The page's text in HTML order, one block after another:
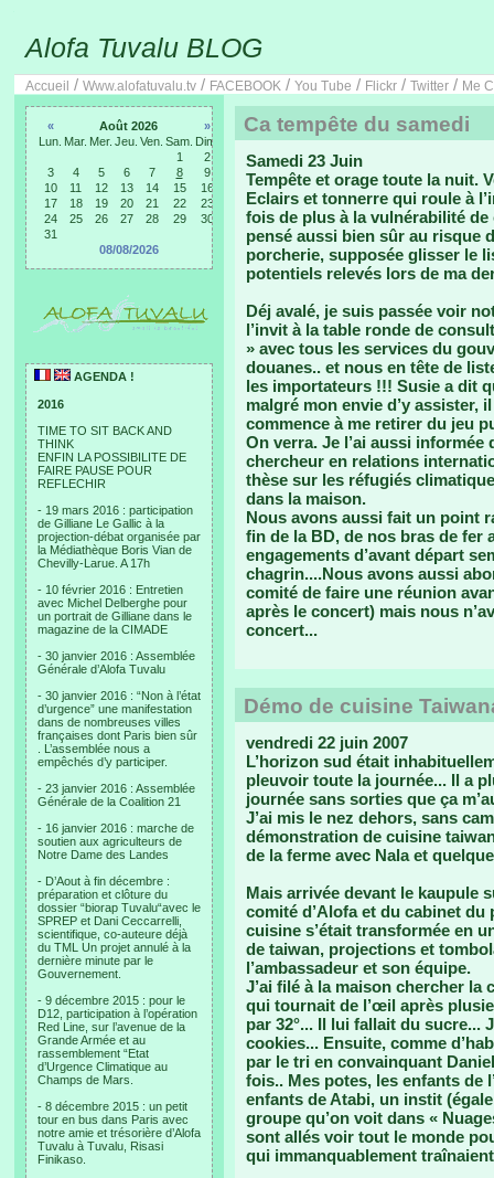
Alofa Tuvalu BLOG
Accueil / Www.alofatuvalu.tv / FACEBOOK / You Tube / Flickr / Twitter / Me
« Août 2026
»
Lun. Mar. Mer. Jeu. Ven. Sam. Dim.
1
2
3
4 5 6 7 8
9
10
11 12 13 14 15
16
17
18 19 20 21 22
23
24
25 26 27 28 29
30
31
08/08/2026
AGENDA !
2016
TIME TO SIT BACK AND
THINK
ENFIN LA POSSIBILITE DE
FAIRE PAUSE POUR
REFLECHIR
- 19 mars 2016 : participation
de Gilliane Le Gallic à la
projection-débat organisée par
la Médiathèque Boris Vian de
Chevilly-Larue. A 17h
- 10 février 2016 : Entretien
avec Michel Delberghe pour
un portrait de Gilliane dans le
magazine de la CIMADE
- 30 janvier 2016 : Assemblée
Générale d’Alofa Tuvalu
- 30 janvier 2016 : “Non à l’état
d’urgence” une manifestation
dans de nombreuses villes
françaises dont Paris bien sûr
. L’assemblée nous a
empêchés d’y participer.
- 23 janvier 2016 : Assemblée
Générale de la Coalition 21
- 16 janvier 2016 : marche de
soutien aux agriculteurs de
Notre Dame des Landes
- D’Aout à fin décembre :
préparation et clôture du
dossier “biorap Tuvalu“avec le
SPREP et Dani Ceccarrelli,
scientifique, co-auteure déjà
du TML Un projet annulé à la
dernière minute par le
Gouvernement.
- 9 décembre 2015 : pour le
D12, participation à l’opération
Red Line, sur l’avenue de la
Grande Armée et au
rassemblement “Etat
d’Urgence Climatique au
Champs de Mars.
- 8 décembre 2015 : un petit
tour en bus dans Paris avec
notre amie et trésorière d’Alofa
Tuvalu à Tuvalu, Risasi
Finikaso.
Ca tempête du samedi
Samedi 23 Juin
Tempête et orage toute la nuit.
Eclairs et tonnerre qui roule à
fois de plus à la vulnérabilité
pensé aussi bien sûr au risque
porcherie, supposée glisser le
potentiels relevés lors de ma
Déj avalé, je suis passée voir
l’invit à la table ronde de
» avec tous les services du
douanes.. et nous en tête de
les importateurs !!! Susie a dit
malgré mon envie d’y assister,
commence à me retirer du jeu
On verra. Je l’ai aussi informée
chercheur en relations
thèse sur les réfugiés
dans la maison.
Nous avons aussi fait un point
fin de la BD, de nos bras de fer
engagements d’avant départ
chagrin....Nous avons aussi
comité de faire une réunion
après le concert) mais nous
concert...
Démo de cuisine
vendredi 22 juin 2007
L’horizon sud était
pleuvoir toute la journée... Il a
journée sans sorties que ça
J’ai mis le nez dehors, sans
démonstration de cuisine
de la ferme avec Nala et
Mais arrivée devant le kaupule
comité d’Alofa et du cabinet
cuisine s’était transformée en
de taiwan, projections et
l’ambassadeur et son équipe.
J’ai filé à la maison chercher la
qui tournait de l’œil après
par 32°... Il lui fallait du sucre...
cookies... Ensuite, comme
par le tri en convainquant
fois.. Mes potes, les enfants de
enfants de Atabi, un instit
groupe qu’on voit dans «
sont allés voir tout le monde
qui immanquablement